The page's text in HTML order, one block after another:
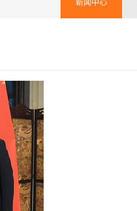
新闻中心